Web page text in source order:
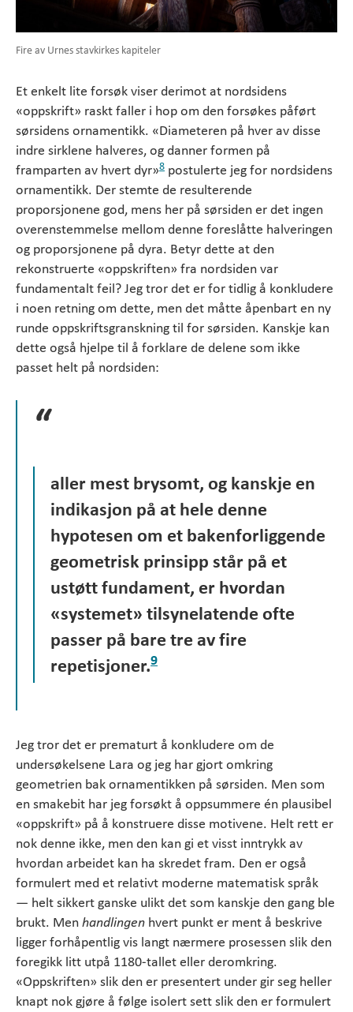
Fire av Urnes stavkirkes kapiteler
Et enkelt lite forsøk viser derimot at nordsidens
«oppskrift» raskt faller i hop om den forsøkes påført
sørsidens ornamentikk. «Diameteren på hver av disse
indre sirklene halveres, og danner formen på
framparten av hvert dyr»8 postulerte jeg for nordsidens
ornamentikk. Der stemte de resulterende
proporsjonene god, mens her på sørsiden er det ingen
overenstemmelse mellom denne foreslåtte halveringen
og proporsjonene på dyra. Betyr dette at den
rekonstruerte «oppskriften» fra nordsiden var
fundamentalt feil? Jeg tror det er for tidlig å konkludere
i noen retning om dette, men det måtte åpenbart en ny
runde oppskriftsgranskning til for sørsiden. Kanskje kan
dette også hjelpe til å forklare de delene som ikke
passet helt på nordsiden:
aller mest brysomt, og kanskje en
indikasjon på at hele denne
hypotesen om et bakenforliggende
geometrisk prinsipp står på et
ustøtt fundament, er hvordan
«systemet» tilsynelatende ofte
passer på bare tre av fire
repetisjoner.9
Jeg tror det er prematurt å konkludere om de
undersøkelsene Lara og jeg har gjort omkring
geometrien bak ornamentikken på sørsiden. Men som
en smakebit har jeg forsøkt å oppsummere én plausibel
«oppskrift» på å konstruere disse motivene. Helt rett er
nok denne ikke, men den kan gi et visst inntrykk av
hvordan arbeidet kan ha skredet fram. Den er også
formulert med et relativt moderne matematisk språk
— helt sikkert ganske ulikt det som kanskje den gang ble
brukt. Men handlingen hvert punkt er ment å beskrive
ligger forhåpentlig vis langt nærmere prosessen slik den
foregikk litt utpå 1180-tallet eller deromkring.
«Oppskriften» slik den er presentert under gir seg heller
knapt nok gjøre å følge isolert sett slik den er formulert